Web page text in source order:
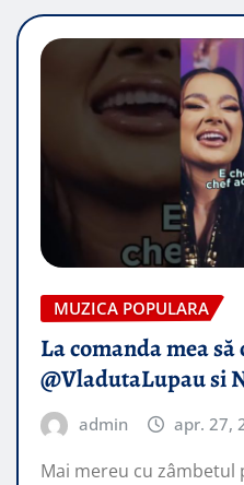
MUZICA POPULARA
La comanda mea
@VladutaLupau si
admin apr. 27,
Mai mereu cu zâmbetul